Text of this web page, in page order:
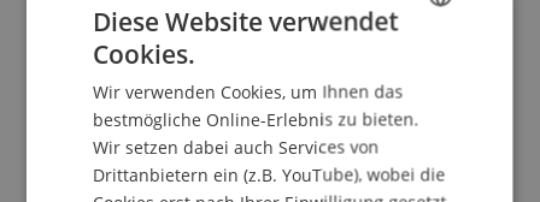
Wir beraten dich - vor Ort und persönlich!
Bei unseren Infoabenden erhältst du alle
grundlegenden Informationen zum Bachelor-
oder Masterstudiengang deiner Wahl, unsere
Student Ambassadors geben dir Einblicke in das
Diese Website verwendet
Cookies.
Wir verwenden Cookies, um Ihnen das
bestmögliche Online-Erlebnis zu bieten.
Wir setzen dabei auch Services von
Drittanbietern ein (z.B. YouTube), wobei die